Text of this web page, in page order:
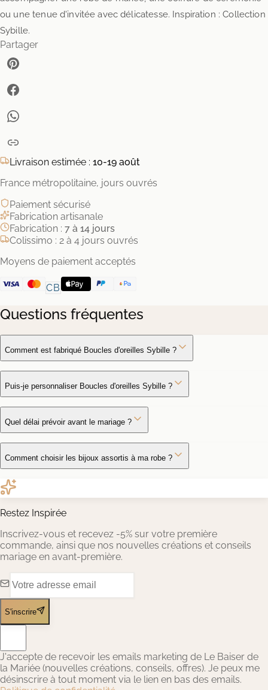
ou une tenue d'invitée avec délicatesse. Inspiration : Collection
Sybille.
Partager
Livraison estimée : 10-19 août
France métropolitaine, jours ouvrés
Paiement sécurisé
Fabrication artisanale
Fabrication : 7 à 14 jours
Colissimo : 2 à 4 jours ouvrés
Moyens de paiement acceptés
CB
Questions fréquentes
Comment est fabriqué Boucles d'oreilles Sybille ?
Puis-je personnaliser Boucles d'oreilles Sybille ?
Quel délai prévoir avant le mariage ?
Comment choisir les bijoux assortis à ma robe ?
Restez Inspirée
Inscrivez-vous et recevez -5% sur votre première
commande, ainsi que nos nouvelles créations et conseils
mariage en avant-première.
S'inscrire
J'accepte de recevoir les emails marketing de Le Baiser de
la Mariée (nouvelles créations, conseils, offres). Je peux me
désinscrire à tout moment via le lien en bas des emails.